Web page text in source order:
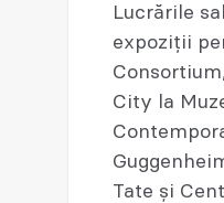
Lucrările
expoziții
City la
Tate și